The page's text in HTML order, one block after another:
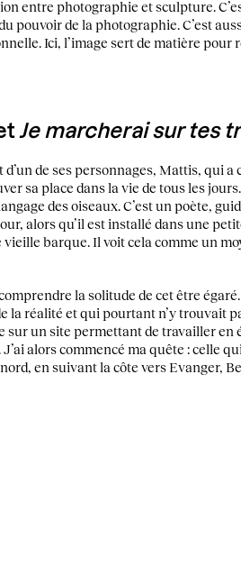
entre photographie et sculpture.
de la photographie. C’est
Ici, l’image sert de matière pour
Je marcherai sur tes
de ses personnages, Mattis, qui
sa place dans la vie de tous les
des oiseaux. C’est un poète,
alors qu’il est installé dans une
barque. Il voit cela comme un
la solitude de cet être
réalité et qui pourtant n’y trouvait
un site permettant de travailler en
alors commencé ma quête : celle
en suivant la côte vers Evanger,